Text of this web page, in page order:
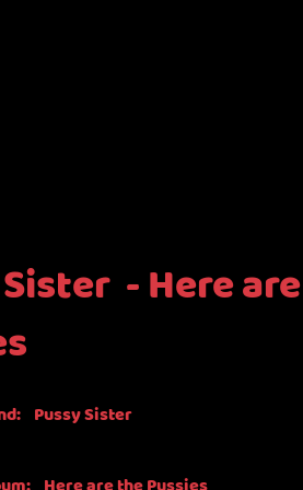
- Here
Pussy Sister